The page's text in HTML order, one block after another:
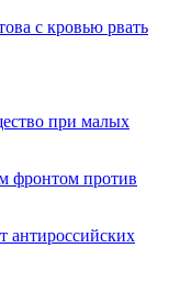
с кровью рвать
при малых
фронтом против
антироссийских